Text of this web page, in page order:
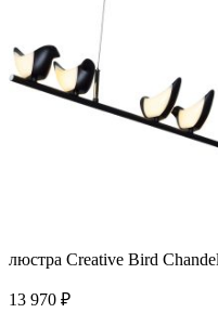
люстра Creative Bird
13 970 ₽